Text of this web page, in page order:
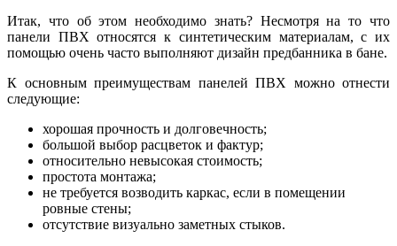
Итак, что об этом необходимо знать? Несмотря на то что
панели ПВХ относятся к синтетическим материалам, с их
помощью очень часто выполняют дизайн предбанника в бане.
К основным преимуществам панелей ПВХ можно отнести
следующие:
хорошая прочность и долговечность;
большой выбор расцветок и фактур;
относительно невысокая стоимость;
простота монтажа;
не требуется возводить каркас, если в помещении
ровные стены;
отсутствие визуально заметных стыков.